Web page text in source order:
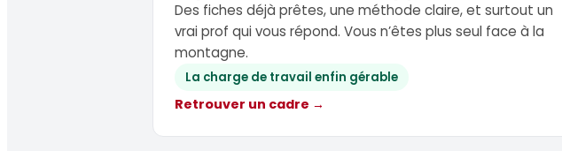
Des fiches déjà prêtes, une méthode claire, et surtout un
vrai prof qui vous répond. Vous n’êtes plus seul face à la
montagne.
La charge de travail enfin gérable
Retrouver un cadre →